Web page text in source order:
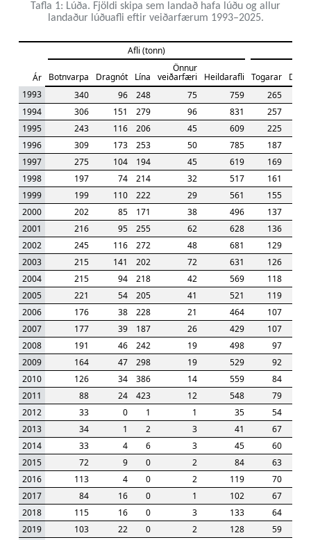
Tafla 1: Lúða. Fjöldi skipa sem landað hafa lúðu og allur
landaður lúðuafli eftir veiðarfærum 1993–2025.
Ár
Afli (tonn)
Botnvarpa Dragnót Lína
Önnur
veiðarfæri Heildarafli Togarar
1993
340 96 248 75 759
265
1994
306 151 279 96 831
257
1995
243 116 206 45 609
225
1996
309 173 253 50 785
187
1997
275 104 194 45 619
169
1998
197 74 214 32 517
161
1999
199 110 222 29 561
155
2000
202 85 171 38 496
137
2001
216 95 255 62 628
136
2002
245 116 272 48 681
129
2003
215 141 202 72 631
126
2004
215 94 218 42 569
118
2005
221 54 205 41 521
119
2006
176 38 228 21 464
107
2007
177 39 187 26 429
107
2008
191 46 242 19 498
97
2009
164 47 298 19 529
92
2010
126 34 386 14 559
84
2011
88 24 423 12 548
79
2012
33 0 1 1 35
54
2013
34 1 2 3 41
67
2014
33 4 6 3 45
60
2015
72 9 0 2 84
63
2016
113 4 0 2 119
70
2017
84 16 0 1 102
67
2018
115 16 0 3 133
64
2019
103 22 0 2 128
59